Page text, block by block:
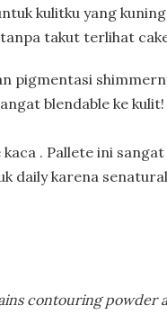
kulitku yang
takut terlihat
pigmentasi
blendable ke
. Pallete ini
daily karena
contouring powder